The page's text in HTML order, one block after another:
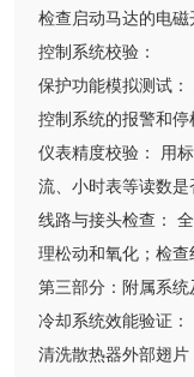
检查启动马达的电磁
控制系统校验：
保护功能模拟测试
控制系统的报警和停
仪表精度校验： 用
流、小时表等读数是
线路与接头检查：
理松动和氧化；检查
第三部分：附属系
冷却系统效能验证：
清洗散热器外部翅片